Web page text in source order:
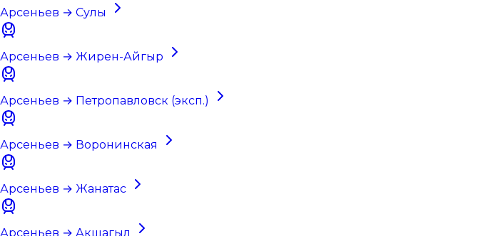
Арсеньев → Сулы
Арсеньев → Жирен-Айгыр
Арсеньев → Петропавловск (эксп.)
Арсеньев → Воронинская
Арсеньев → Жанатас
Арсеньев → Акшагыл